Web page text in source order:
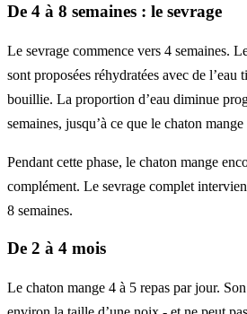
De 4 à 8 semaines : le sevrage
Le sevrage commence vers 4 semaines.
sont proposées réhydratées avec de l’eau
bouillie. La proportion d’eau diminue
semaines, jusqu’à ce que le chaton
Pendant cette phase, le chaton mange
complément. Le sevrage complet
8 semaines.
De 2 à 4 mois
Le chaton mange 4 à 5 repas par jour.